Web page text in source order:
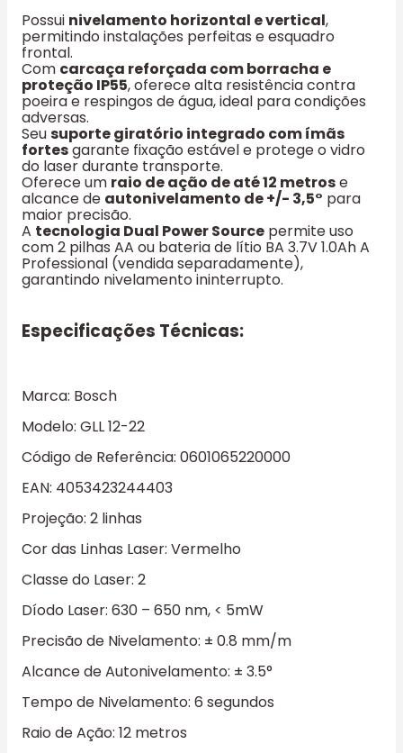
Possui nivelamento horizontal e vertical,
permitindo instalações perfeitas e esquadro
frontal.
Com carcaça reforçada com borracha e
proteção IP55, oferece alta resistência contra
poeira e respingos de água, ideal para condições
adversas.
Seusuporte giratório integrado com ímãs
fortesgarante fixação estável e protege o vidro
do laser durante transporte.
Oferece um raio de ação de até 12 metrose
alcance de autonivelamento de +/- 3,5° para
maior precisão.
A tecnologia Dual Power Source permite uso
com 2 pilhas AA ou bateria de lítio BA 3.7V 1.0Ah A
Professional (vendida separadamente),
garantindo nivelamento ininterrupto.
Especificações Técnicas:
Marca: Bosch
Modelo: GLL 12-22
Código de Referência: 0601065220000
EAN: 4053423244403
Projeção: 2 linhas
Cor das Linhas Laser: Vermelho
Classe do Laser: 2
Díodo Laser: 630 – 650 nm, < 5mW
Precisão de Nivelamento: ± 0.8 mm/m
Alcance de Autonivelamento: ± 3.5°
Tempo de Nivelamento: 6 segundos
Raio de Ação: 12 metros